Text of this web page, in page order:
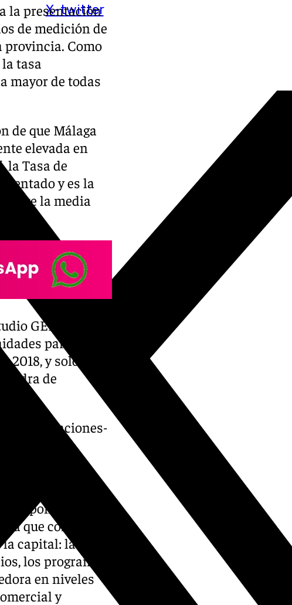
X-twitter
la presentación
de medición de
provincia. Como
tasa
mayor de todas
de que Málaga
elevada en
la Tasa de
y es la
la media
GEM desvela
para
2018, y solo llega
de
generaciones-
disponibles
que con
la capital: la
los programas
en niveles
y